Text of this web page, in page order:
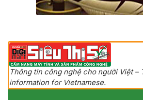
Thông tin công nghệ cho người Việt –
information for Vietnamese.